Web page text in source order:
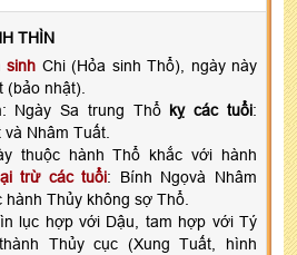
THÌN
sinh Chi (Hỏa sinh Thổ), ngày này
(bảo nhật).
Ngày Sa trung Thổ kỵ các tuổi:
Nhâm Tuất.
thuộc hành Thổ khắc với hành
trừ các tuổi: Bính Ngọvà Nhâm
hành Thủy không sợ Thổ.
lục hợp với Dậu, tam hợp với Tý
Thủy cục (Xung Tuất, hình